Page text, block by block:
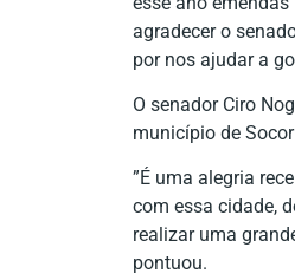
agradecer o
por nos ajudar a
O senador Ciro
município de
”É uma alegria
com essa cidade,
realizar uma
pontuou.